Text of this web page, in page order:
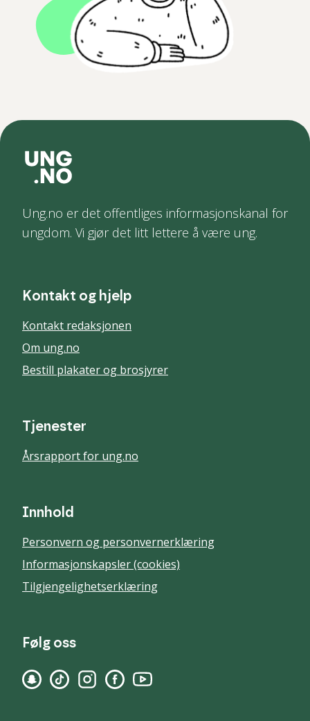
Ung.no er det offentliges informasjonskanal for
ungdom. Vi gjør det litt lettere å være ung.
Kontakt og hjelp
Kontakt redaksjonen
Om ung.no
Bestill plakater og brosjyrer
Tjenester
Årsrapport for ung.no
Innhold
Personvern og personvernerklæring
Informasjonskapsler (cookies)
Tilgjengelighetserklæring
Følg oss